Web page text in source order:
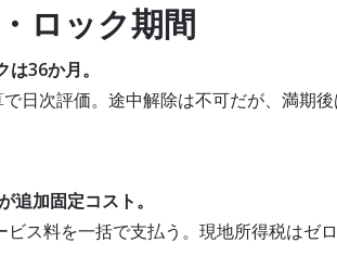
ロック期間
36か月。
日次評価。途中解除は不可だが、満期後
追加固定コスト。
ビス料を一括で支払う。現地所得税はゼ